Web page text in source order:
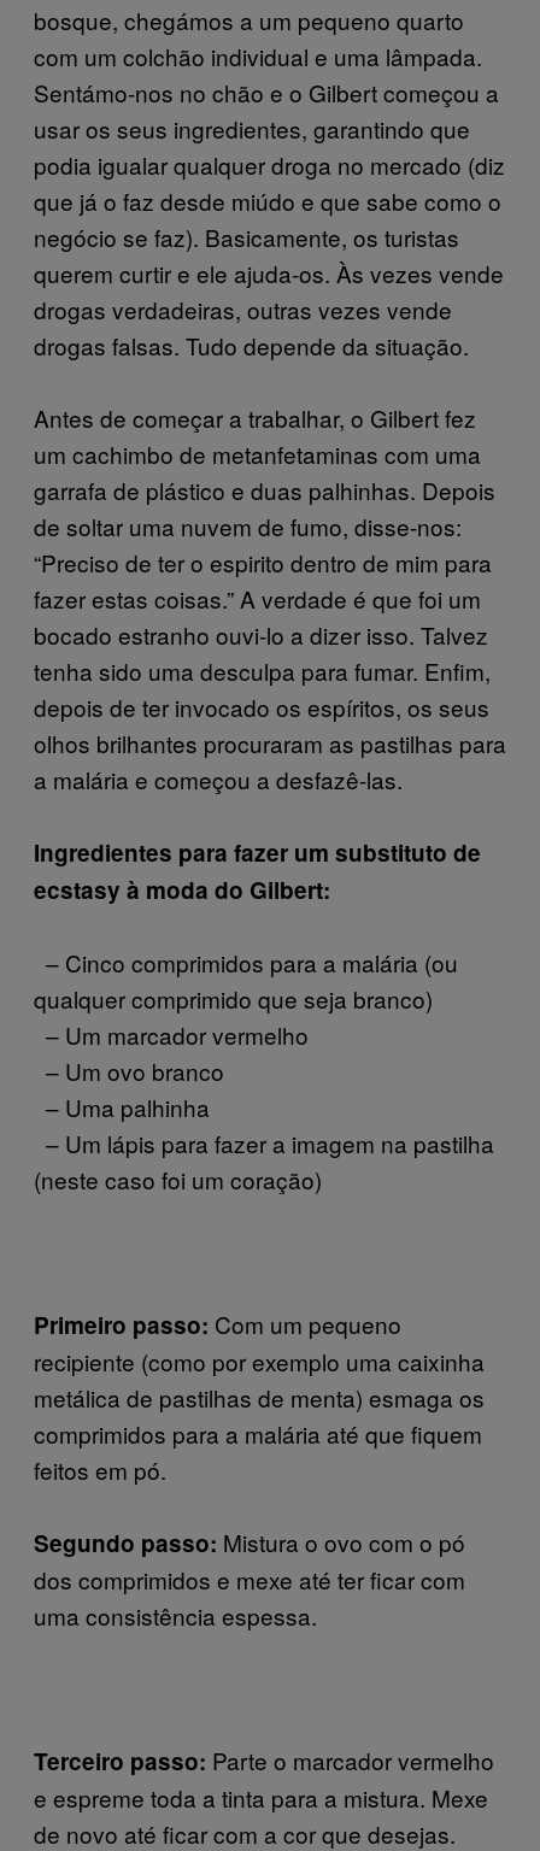
bosque, chegámos a um pequeno quarto
com um colchão individual e uma lâmpada.
Sentámo-nos no chão e o Gilbert começou a
usar os seus ingredientes, garantindo que
podia igualar qualquer droga no mercado (diz
que já o faz desde miúdo e que sabe como o
negócio se faz). Basicamente, os turistas
querem curtir e ele ajuda-os. Às vezes vende
drogas verdadeiras, outras vezes vende
drogas falsas. Tudo depende da situação.
Antes de começar a trabalhar, o Gilbert fez
um cachimbo de metanfetaminas com uma
garrafa de plástico e duas palhinhas. Depois
de soltar uma nuvem de fumo, disse-nos:
“Preciso de ter o espirito dentro de mim para
fazer estas coisas.” A verdade é que foi um
bocado estranho ouvi-lo a dizer isso. Talvez
tenha sido uma desculpa para fumar. Enfim,
depois de ter invocado os espíritos, os seus
olhos brilhantes procuraram as pastilhas para
a malária e começou a desfazê-las.
Ingredientes para fazer um substituto de
ecstasy à moda do Gilbert:
– Cinco comprimidos para a malária (ou
qualquer comprimido que seja branco)
– Um marcador vermelho
– Um ovo branco
– Uma palhinha
– Um lápis para fazer a imagem na pastilha
(neste caso foi um coração)
Primeiro passo: Com um pequeno
recipiente (como por exemplo uma caixinha
metálica de pastilhas de menta) esmaga os
comprimidos para a malária até que fiquem
feitos em pó.
Segundo passo: Mistura o ovo com o pó
dos comprimidos e mexe até ter ficar com
uma consistência espessa.
Terceiro passo: Parte o marcador vermelho
e espreme toda a tinta para a mistura. Mexe
de novo até ficar com a cor que desejas.